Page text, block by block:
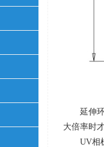
延伸
大倍率时
UV相